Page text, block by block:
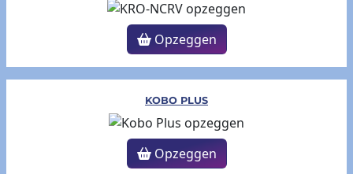
Opzeggen
KOBO PLUS
Opzeggen